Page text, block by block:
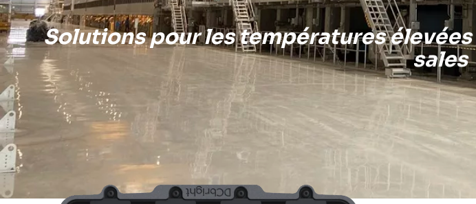
Solutions pour les températures
sales